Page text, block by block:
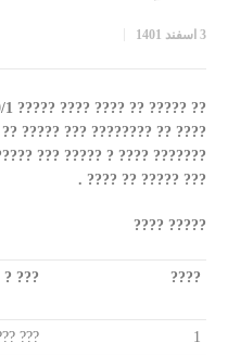
3 اسفند 1401
????? ???? ??? ?????? ????
????? ???? ???????? ?? ???
??? ????? ?? ???? .
????? ????
????
1
?????